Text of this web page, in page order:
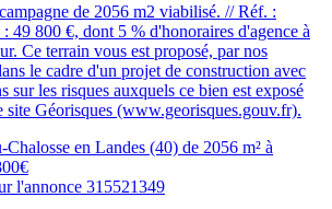
de 2056 m2 viabilisé. // Réf. :
49 800 €, dont 5 % d'honoraires d'agence à
Ce terrain vous est proposé, par nos
le cadre d'un projet de construction avec
sur les risques auxquels ce bien est exposé
site Géorisques (www.georisques.gouv.fr).